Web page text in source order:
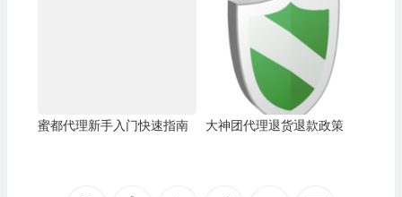
蜜都代理新手入门快速指南 大神团代理退货退款政策